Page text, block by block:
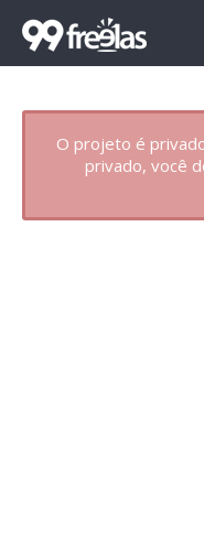
O projeto é
privado, você